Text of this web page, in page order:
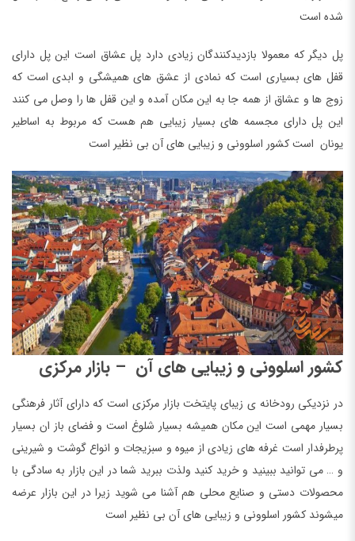
شده است
پل دیگر که معمولا بازدیدکنندگان زیادی دارد پل عشاق است این پل دارای
قفل های بسیاری است که نمادی از عشق های همیشگی و ابدی است که
زوج ها و عشاق از همه جا به این مکان آمده و این قفل ها را وصل می کنند
این پل دارای مجسمه های بسیار زیبایی هم هست که مربوط به اساطیر
یونان است کشور اسلوونی و زیبایی های آن بی نظیر است
کشور اسلوونی و زیبایی های آن – بازار مرکزی
در نزدیکی رودخانه ی زیبای پایتخت بازار مرکزی است که دارای آثار فرهنگی
بسیار مهمی است این مکان همیشه بسیار شلوغ است و فضای باز ان بسیار
پرطرفدار است غرفه های زیادی از میوه و سبزیجات و انواع گوشت و شیرینی
و … می توانید ببینید و خرید کنید ولذت ببرید شما در این بازار به سادگی با
محصولات دستی و صنایع محلی هم آشنا می شوید زیرا در این بازار عرضه
میشوند کشور اسلوونی و زیبایی های آن بی نظیر است